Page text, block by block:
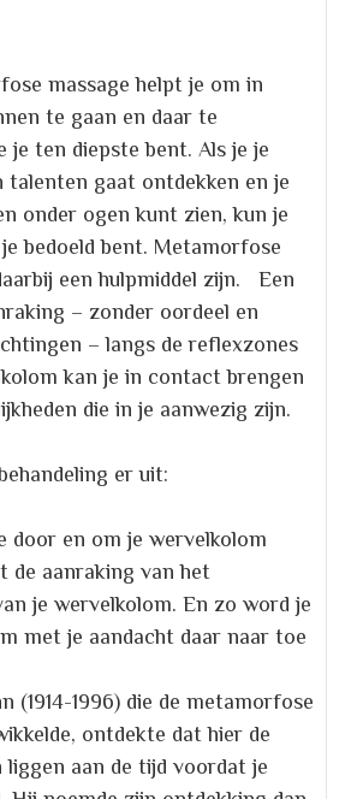
massage helpt je om in
te gaan en daar te
je ten diepste bent. Als je je
talenten gaat ontdekken en je
onder ogen kunt zien, kun je
bedoeld bent. Metamorfose
een hulpmiddel zijn. Een
– zonder oordeel en
– langs de reflexzones
kan je in contact brengen
die in je aanwezig zijn.
er uit:
door en om je wervelkolom
de aanraking van het
je wervelkolom. En zo word je
met je aandacht daar naar toe
(1914-1996) die de metamorfose
ontdekte dat hier de
liggen aan de tijd voordat je